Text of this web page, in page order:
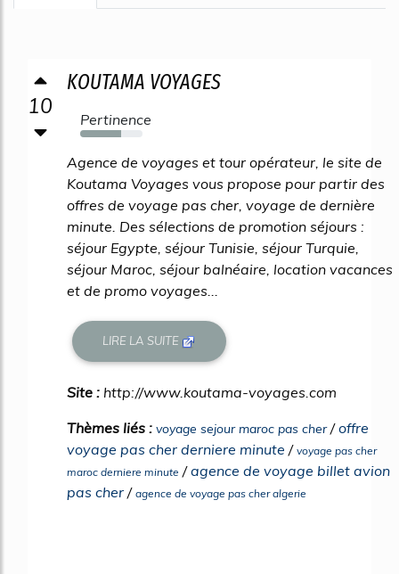
10
KOUTAMA VOYAGES
Pertinence
66%
Agence de voyages et tour opérateur, le site de
Koutama Voyages vous propose pour partir des
offres de voyage pas cher, voyage de dernière
minute. Des sélections de promotion séjours :
séjour Egypte, séjour Tunisie, séjour Turquie,
séjour Maroc, séjour balnéaire, location vacances
et de promo voyages...
LIRE LA SUITE
Site : http://www.koutama-voyages.com
Thèmes liés : voyage sejour maroc pas cher/offre
voyage pas cher derniere minute / voyage pas cher
maroc derniere minute /agence de voyage billet avion
pas cher / agence de voyage pas cher algerie